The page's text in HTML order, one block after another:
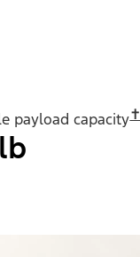
payload capacity✝︎